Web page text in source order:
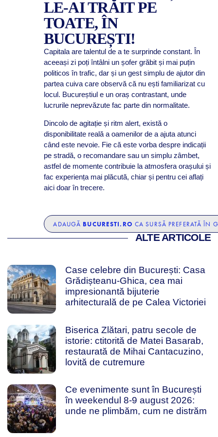
LE-AI TRĂIT PE
TOATE, ÎN
BUCUREȘTI!
Capitala are talentul de a te surprinde constant. În
aceeași zi poți întâlni un șofer grăbit și mai puțin
politicos în trafic, dar și un gest simplu de ajutor din
partea cuiva care observă că nu ești familiarizat cu
locul. Bucureștiul e un oraș contrastant, unde
lucrurile neprevăzute fac parte din normalitate.
Dincolo de agitație și ritm alert, există o
disponibilitate reală a oamenilor de a ajuta atunci
când este nevoie. Fie că este vorba despre indicații
pe stradă, o recomandare sau un simplu zâmbet,
astfel de momente contribuie la atmosfera orașului și
fac experiența mai plăcută, chiar și pentru cei aflați
aici doar în trecere.
ADAUGĂ BUCURESTI.RO CA SURSĂ PREFERATĂ ÎN
ALTE ARTICOLE
Case celebre din București: Casa
Grădișteanu-Ghica, cea mai
impresionantă bijuterie
arhitecturală de pe Calea Victoriei
Biserica Zlătari, patru secole de
istorie: ctitorită de Matei Basarab,
restaurată de Mihai Cantacuzino,
lovită de cutremure
Ce evenimente sunt în București
în weekendul 8-9 august 2026:
unde ne plimbăm, cum ne distrăm